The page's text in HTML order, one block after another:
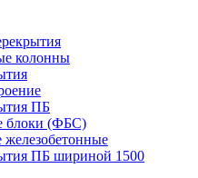
колонны
ПБ
блоки (ФБС)
ПБ шириной 1500